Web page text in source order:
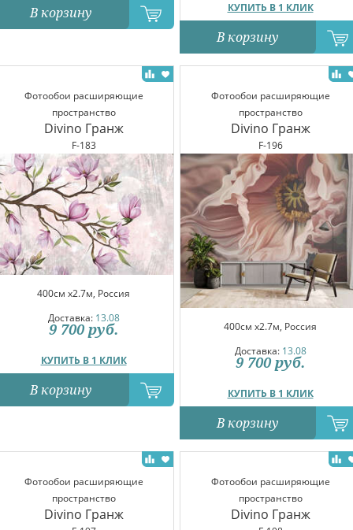
В корзину КУПИТЬ В 1 КЛИК
В корзину
Фотообои расширяющие
пространство
Divino Гранж
F-183
400см x2.7м, Россия
Доставка: 13.08
КУПИТЬ В 1 КЛИК
9 700 руб.
В корзину
Фотообои расширяющие
пространство
Divino Гранж
F-196
400см x2.7м, Россия
Доставка: 13.08
КУПИТЬ В 1 КЛИК
9 700 руб.
В корзину
Фотообои расширяющие
пространство
Divino Гранж
Фотообои расширяющие
пространство
Divino Гранж